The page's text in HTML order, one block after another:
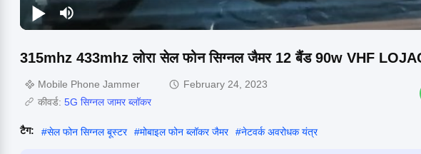
315mhz 433mhz लोरा सेल फोन सिग्नल जैमर 12 बैंड 90w VHF
Mobile Phone Jammer
February 24, 2023
कीवर्ड: 5G सिग्नल जामर ब्लॉकर
टैग: #सेल फोन सिग्नल बूस्टर #मोबाइल फोन ब्लॉकर जैमर #नेटवर्क अवरोधक यंत्र